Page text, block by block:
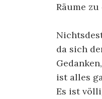
Räume
da sich
ist alles
Es ist